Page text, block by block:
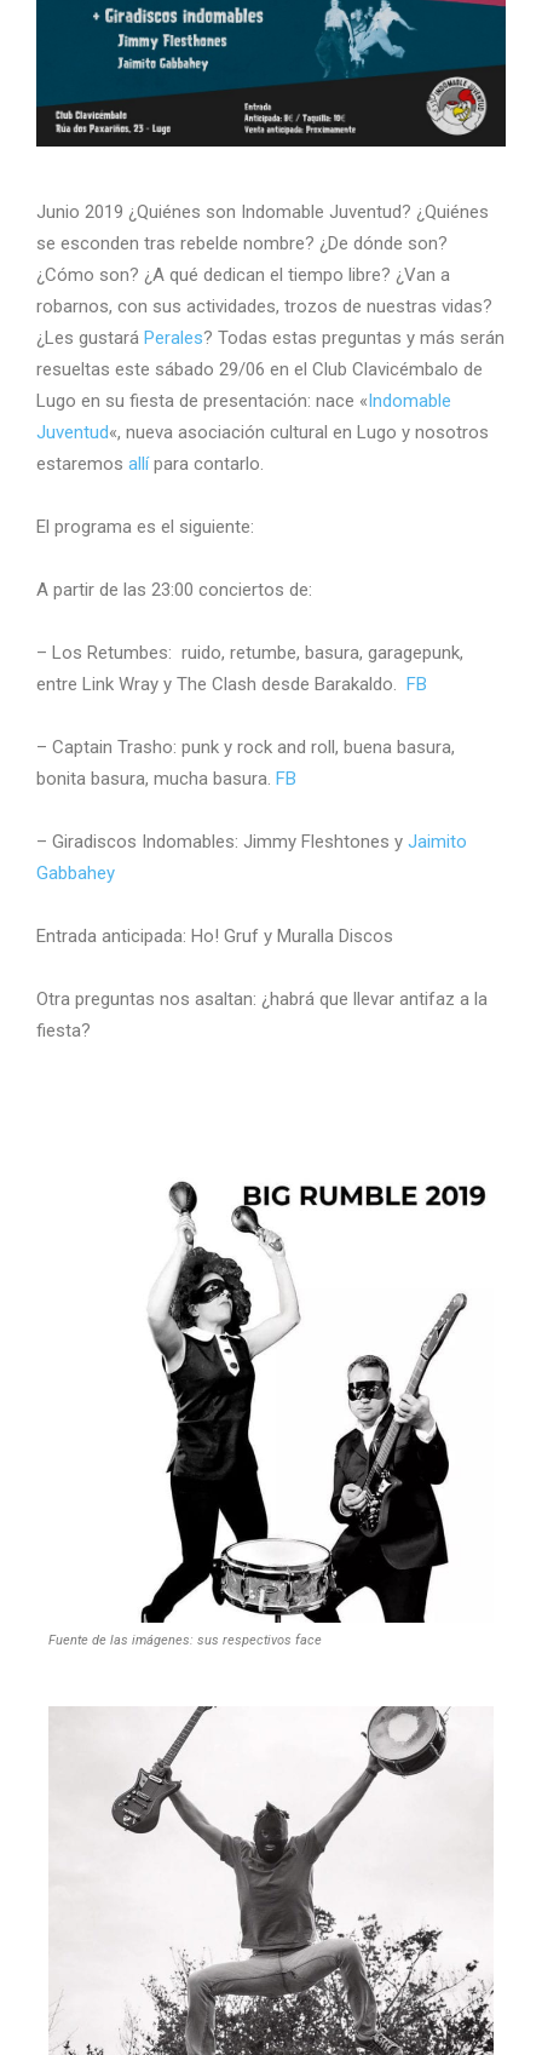
Junio 2019 ¿Quiénes son Indomable Juventud? ¿Quiénes
se esconden tras rebelde nombre? ¿De dónde son?
¿Cómo son? ¿A qué dedican el tiempo libre? ¿Van a
robarnos, con sus actividades, trozos de nuestras vidas?
¿Les gustará Perales? Todas estas preguntas y más serán
resueltas este sábado 29/06 en el Club Clavicémbalo de
Lugo en su fiesta de presentación: nace «Indomable
Juventud«, nueva asociación cultural en Lugo y nosotros
estaremos allípara contarlo.
El programa es el siguiente:
A partir de las 23:00 conciertos de:
– Los Retumbes: ruido, retumbe, basura, garagepunk,
entre Link Wray y The Clash desde Barakaldo. FB
– Captain Trasho: punk y rock and roll, buena basura,
bonita basura, mucha basura. FB
– Giradiscos Indomables: Jimmy Fleshtones y Jaimito
Gabbahey
Entrada anticipada: Ho! Gruf y Muralla Discos
Otra preguntas nos asaltan: ¿habrá que llevar antifaz a la
fiesta?
Fuente de las imágenes: sus respectivos face